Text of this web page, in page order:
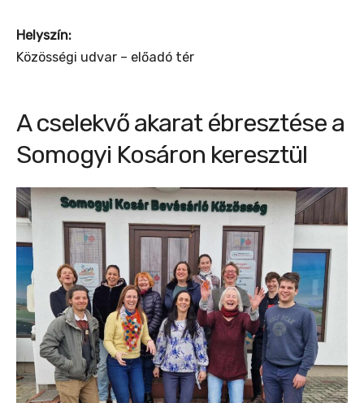
Helyszín:
Közösségi udvar – előadó tér
A cselekvő akarat ébresztése a
Somogyi Kosáron keresztül